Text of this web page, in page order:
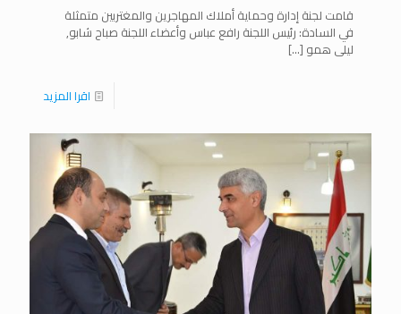
قامت لجنة إدارة وحماية أملاك المهاجرين والمغتربين متمثلة
في السادة: رئيس اللجنة رافع عباس وأعضاء اللجنة صباح شابو,
ليلى همو […]
اقرا المزيد